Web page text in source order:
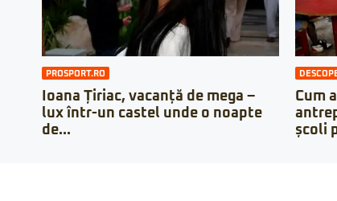
PROSPORT.RO
Ioana Țiriac, vacanță de mega –
lux într-un castel unde o noapte
de...
Cum
școli